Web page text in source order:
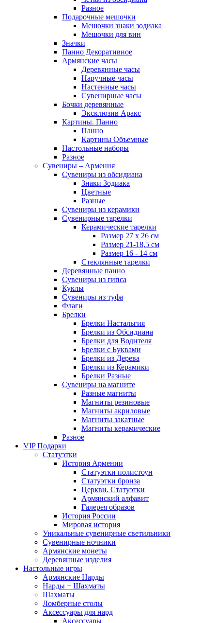
Разное
Подарочные мешочки
Мешочки знаки зодиака
Мешочки для вин
Значки
Панно Декоративное
Армянские часы
Деревянные часы
Наручные часы
Настенные часы
Сувенирные часы
Бочки деревянные
Эксклюзив Аракс
Картины. Панно
Панно
Картины Объемные
Настольные наборы
Разное
Сувениры – Армения
Сувениры из обсидиана
Знаки Зодиака
Цветные
Разные
Сувениры из керамики
Сувенирные тарелки
Керамические тарелки
Размер 27 х 26 см
Размер 21-18,5 см
Размер 16 - 14 см
Стеклянные тарелки
Деревянные панно
Сувениры из гипса
Куклы
Сувениры из туфа
Флаги
Брелки
Брелки Настальгия
Брелки из Обсидиана
Брелки для Водителя
Брелки с Буквами
Брелки из Дерева
Брелки из Керамики
Брелки Разные
Сувениры на магните
Разные магниты
Магниты резиновые
Магниты акриловые
Магниты закатные
Магниты керамические
Разное
VIP Подарки
Статуэтки
История Армении
Статуэтки полистоун
Статуэтки бронза
Церкви. Статуэтки
Армянский алфавит
Галерея образов
История России
Мировая история
Уникальные сувенирные светильники
Сувенирные ночники
Армянские монеты
Деревянные изделия
Настольные игры
Армянские Нарды
Нарды + Шахматы
Шахматы
Ломберные столы
Аксессуары для нард
Аксессуары